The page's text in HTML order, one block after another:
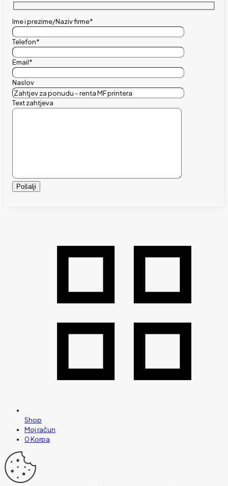
Ime i prezime/Naziv firme*
Telefon*
Email*
Naslov
Text zahtjeva
Shop
Moj račun
0Korpa